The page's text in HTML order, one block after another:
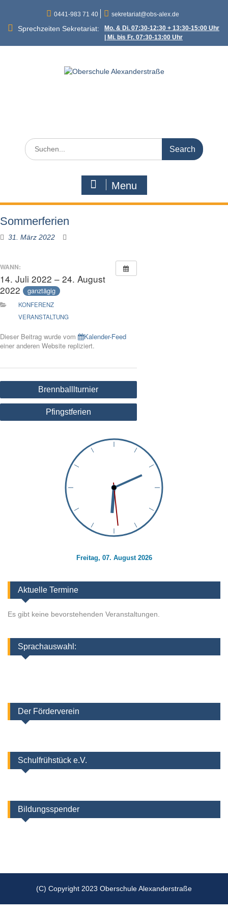
content
0441-983 71 40 sekretariat@obs-alex.de
Sprechzeiten Sekretariat:
Mo. & Di. 07:30-12:30 + 13:30-15:00 Uhr
| Mi. bis Fr. 07:30-13:00 Uhr
Search
for:
Menu
Sommerferien
31. März 2022
WANN:
14. Juli 2022 – 24. August
2022
ganztägig
KONFERENZ
VERANSTALTUNG
Dieser Beitrag wurde vom
Kalender-Feed
einer anderen Website repliziert.
Beitragsnavigation
Brennballlturnier
Pfingstferien
Freitag, 07. August 2026
Aktuelle Termine
Es gibt keine bevorstehenden Veranstaltungen.
Sprachauswahl:
Der Förderverein
Schulfrühstück e.V.
Bildungsspender
(C) Copyright 2023 Oberschule Alexanderstraße